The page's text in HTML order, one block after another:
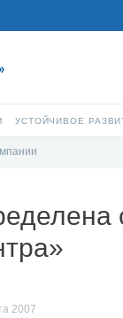
УСТОЙЧИВОЕ
2007